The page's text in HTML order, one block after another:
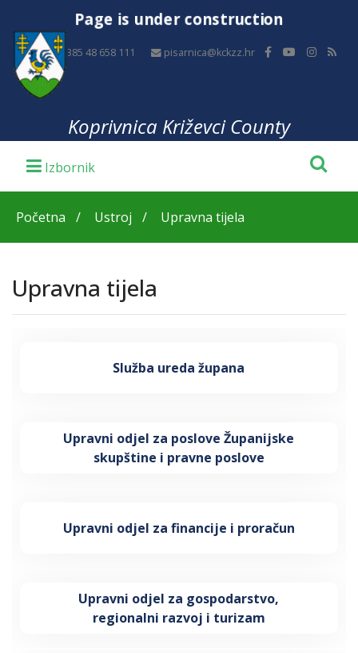
Page is under construction
+385 48 658 111 pisarnica@kckzz.hr
Koprivnica Križevci County
Početna Ustroj Upravna tijela
Upravna tijela
Služba ureda župana
Upravni odjel za poslove Županijske
skupštine i pravne poslove
Upravni odjel za financije i proračun
Upravni odjel za gospodarstvo,
regionalni razvoj i turizam